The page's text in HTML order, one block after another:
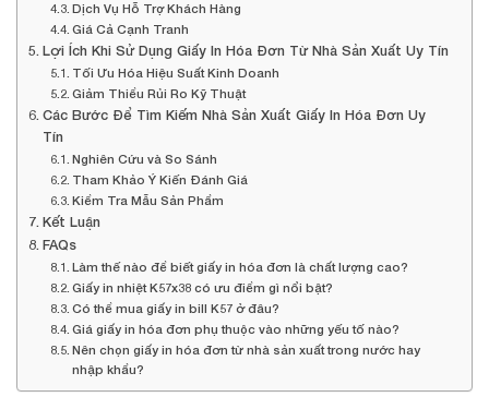
Dịch Vụ Hỗ Trợ Khách Hàng
Giá Cả Cạnh Tranh
Lợi Ích Khi Sử Dụng Giấy In Hóa Đơn Từ Nhà Sản Xuất Uy Tín
Tối Ưu Hóa Hiệu Suất Kinh Doanh
Giảm Thiểu Rủi Ro Kỹ Thuật
Các Bước Để Tìm Kiếm Nhà Sản Xuất Giấy In Hóa Đơn Uy
Tín
Nghiên Cứu và So Sánh
Tham Khảo Ý Kiến Đánh Giá
Kiểm Tra Mẫu Sản Phẩm
Kết Luận
FAQs
Làm thế nào để biết giấy in hóa đơn là chất lượng cao?
Giấy in nhiệt K57x38 có ưu điểm gì nổi bật?
Có thể mua giấy in bill K57 ở đâu?
Giá giấy in hóa đơn phụ thuộc vào những yếu tố nào?
Nên chọn giấy in hóa đơn từ nhà sản xuất trong nước hay
nhập khẩu?